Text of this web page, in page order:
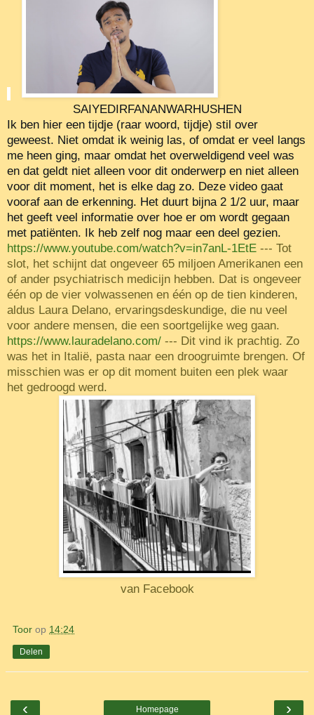
SAIYEDIRFANANWARHUSHEN
Ik ben hier een tijdje (raar woord, tijdje) stil over
geweest. Niet omdat ik weinig las, of omdat er veel langs
me heen ging, maar omdat het overweldigend veel was
en dat geldt niet alleen voor dit onderwerp en niet alleen
voor dit moment, het is elke dag zo. Deze video gaat
vooraf aan de erkenning. Het duurt bijna 2 1/2 uur, maar
het geeft veel informatie over hoe er om wordt gegaan
met patiënten. Ik heb zelf nog maar een deel gezien.
https://www.youtube.com/watch?v=in7anL-1EtE --- Tot
slot, het schijnt dat ongeveer 65 miljoen Amerikanen een
of ander psychiatrisch medicijn hebben. Dat is ongeveer
één op de vier volwassenen en één op de tien kinderen,
aldus Laura Delano, ervaringsdeskundige, die nu veel
voor andere mensen, die een soortgelijke weg gaan.
https://www.lauradelano.com/ --- Dit vind ik prachtig. Zo
was het in Italië, pasta naar een droogruimte brengen. Of
misschien was er op dit moment buiten een plek waar
het gedroogd werd.
van Facebook
Toor op 14:24
Delen
‹ ›
Homepage